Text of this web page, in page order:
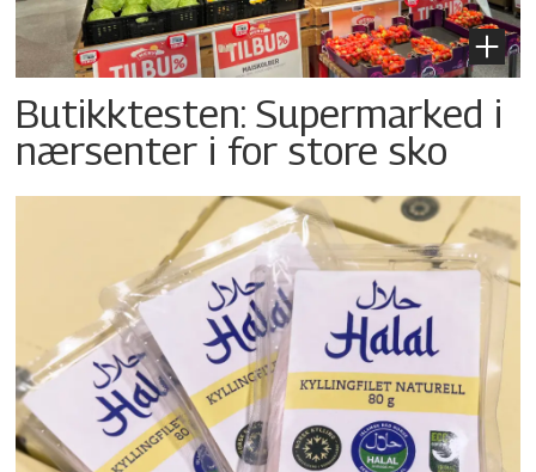
Butikktesten: Supermarked i
nærsenter i for store sko